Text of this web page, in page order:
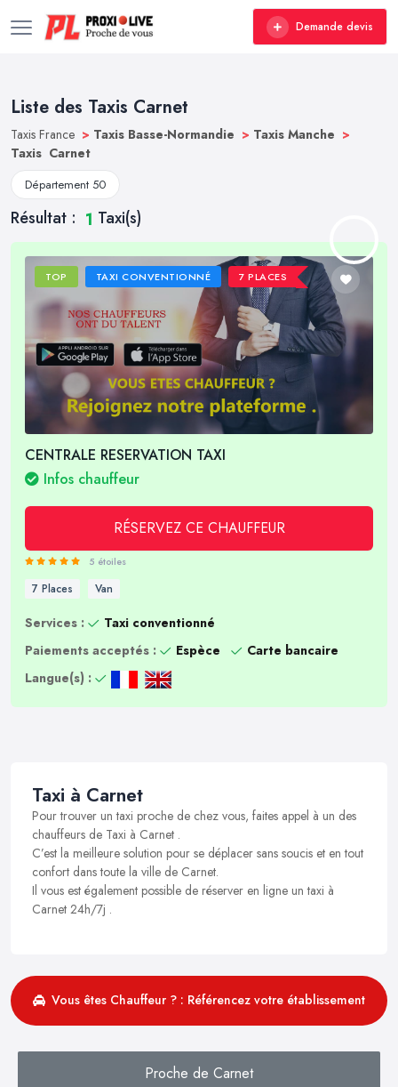
Demande devis
Liste des Taxis Carnet
Taxis France > Taxis Basse-Normandie > Taxis Manche >
Taxis Carnet
Département 50
Résultat : 1 Taxi(s)
TOP TAXI CONVENTIONNÉ 7 PLACES
CENTRALE RESERVATION TAXI
Infos chauffeur
RÉSERVEZ CE CHAUFFEUR
5 étoiles
7 Places Van
Services :
Taxi conventionné
Paiements acceptés :
Espèce
Carte bancaire
Langue(s) :
Taxi à Carnet
Pour trouver un taxi proche de chez vous, faites appel à un des
chauffeurs de Taxi à Carnet .
C’est la meilleure solution pour se déplacer sans soucis et en tout
confort dans toute la ville de Carnet.
Il vous est également possible de réserver en ligne un taxi à
Carnet 24h/7j .
Vous êtes Chauffeur ? : Référencez votre établissement
Proche de Carnet